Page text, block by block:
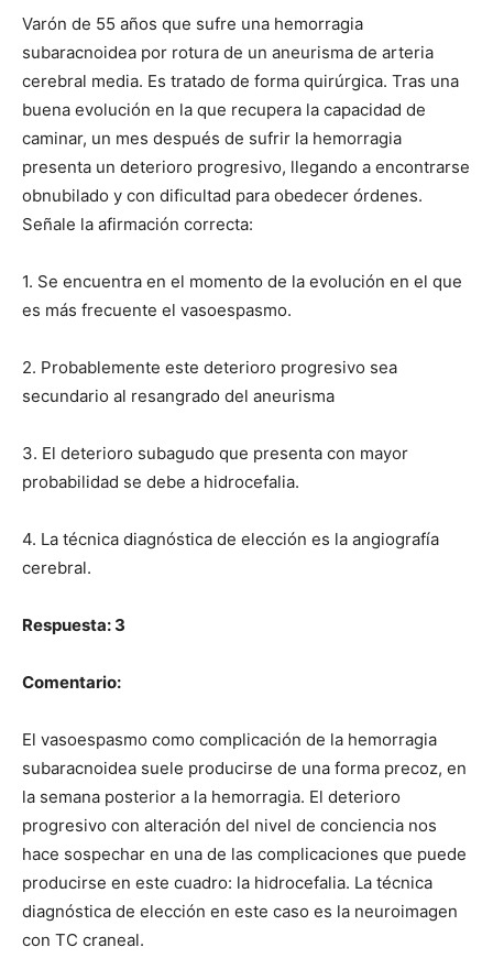
Varón de 55 años que sufre una hemorragia
subaracnoidea por rotura de un aneurisma de arteria
cerebral media. Es tratado de forma quirúrgica. Tras una
buena evolución en la que recupera la capacidad de
caminar, un mes después de sufrir la hemorragia
presenta un deterioro progresivo, llegando a encontrarse
obnubilado y con dificultad para obedecer órdenes.
Señale la afirmación correcta:
1. Se encuentra en el momento de la evolución en el que
es más frecuente el vasoespasmo.
2. Probablemente este deterioro progresivo sea
secundario al resangrado del aneurisma
3. El deterioro subagudo que presenta con mayor
probabilidad se debe a hidrocefalia.
4. La técnica diagnóstica de elección es la angiografía
cerebral.
Respuesta: 3
Comentario:
El vasoespasmo como complicación de la hemorragia
subaracnoidea suele producirse de una forma precoz, en
la semana posterior a la hemorragia. El deterioro
progresivo con alteración del nivel de conciencia nos
hace sospechar en una de las complicaciones que puede
producirse en este cuadro: la hidrocefalia. La técnica
diagnóstica de elección en este caso es la neuroimagen
con TC craneal.